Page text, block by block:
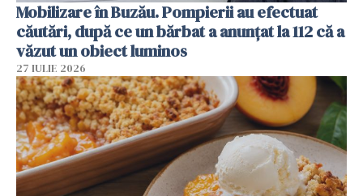
Mobilizare în Buzău. Pompierii au efectuat
căutări, după ce un bărbat a anunțat la 112 că a
văzut un obiect luminos
27 IULIE 2026